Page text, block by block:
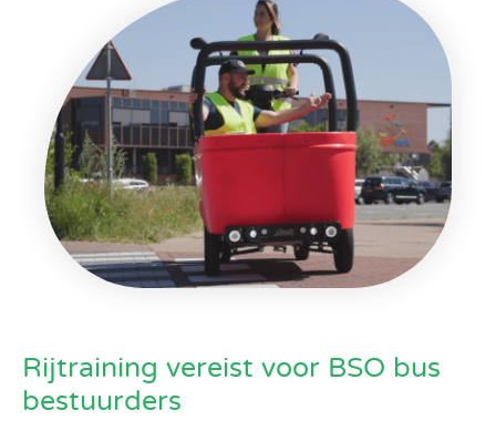
Rijtraining vereist voor BSO bus
bestuurders